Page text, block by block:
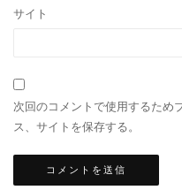
サイト
次回のコメントで使用するため
ス、サイトを保存する。